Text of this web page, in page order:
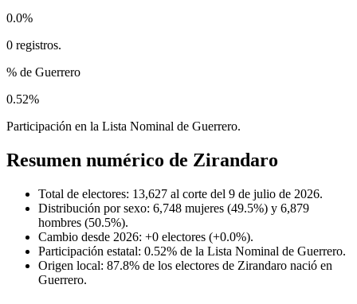
0.0%
0 registros.
% de Guerrero
0.52%
Participación en la Lista Nominal de Guerrero.
Resumen numérico de Zirandaro
Total de electores: 13,627 al corte del 9 de julio de 2026.
Distribución por sexo: 6,748 mujeres (49.5%) y 6,879
hombres (50.5%).
Cambio desde 2026: +0 electores (+0.0%).
Participación estatal: 0.52% de la Lista Nominal de Guerrero.
Origen local: 87.8% de los electores de Zirandaro nació en
Guerrero.